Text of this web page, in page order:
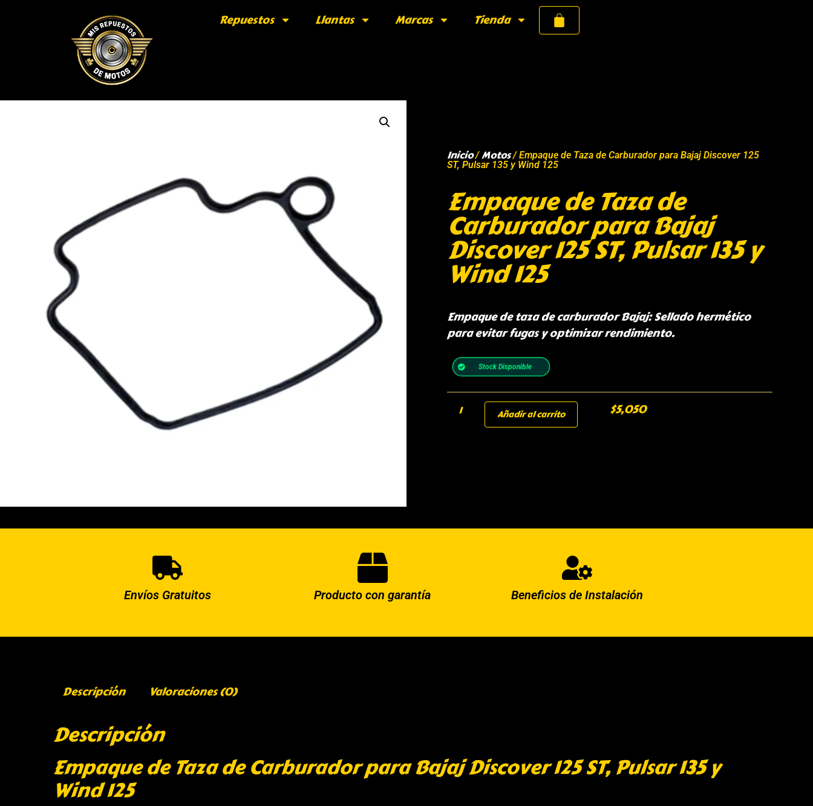
Repuestos Llantas Marcas Tienda
Inicio/Motos/ Empaque de Taza de Carburador para Bajaj Discover 125
ST, Pulsar 135 y Wind 125
Empaque de Taza de
Carburador para Bajaj
Discover 125 ST, Pulsar 135 y
Wind 125
Empaque de taza de carburador Bajaj: Sellado hermético
para evitar fugas y optimizar rendimiento.
Stock Disponible
$5,050
Añadir al carrito
Envíos Gratuitos Producto con garantía Beneficios de Instalación
Descripción Valoraciones (0)
Descripción
Empaque de Taza de Carburador para Bajaj Discover 125 ST, Pulsar 135 y
Wind 125